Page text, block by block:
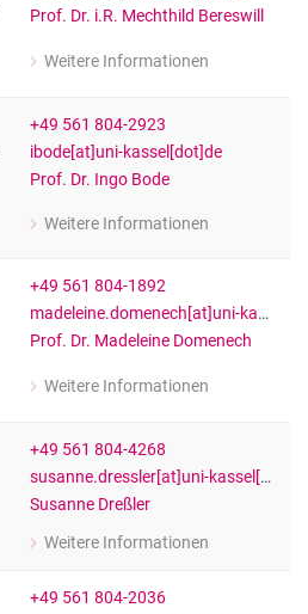
Prof. Dr. i.R. Mechthild Bereswill
Weitere Informationen
zu Prof. (i.R.) Dr. Mechthild Bereswill
+49 561 804-2923
ibode[at]uni-kassel[dot]de
Prof. Dr. Ingo Bode
Weitere Informationen
zu Prof. Dr. Ingo Bode
+49 561 804-1892
madeleine.domenech[at]uni-kassel[dot]de
Prof. Dr. Madeleine Domenech
Weitere Informationen
zu Prof. Dr. Madeleine Domenech
+49 561 804-4268
susanne.dressler[at]uni-kassel[dot]de
Susanne Dreßler
Weitere Informationen
zu Prof. Dr. Susanne Dreßler
+49 561 804-2036